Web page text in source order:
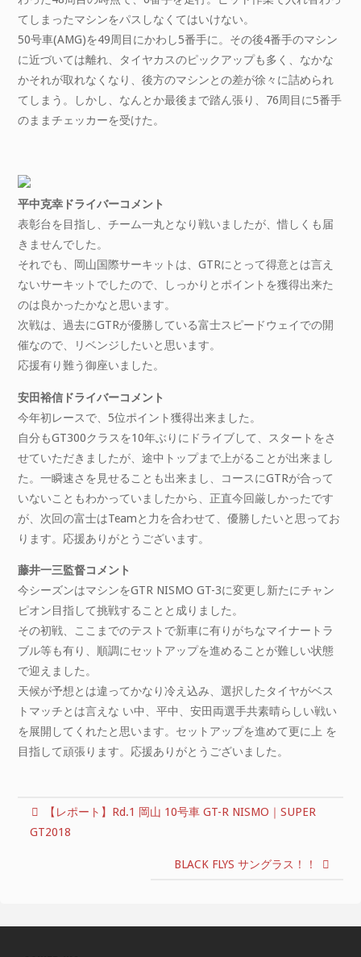
てしまったマシンをパスしなくてはいけない。
50号車(AMG)を49周目にかわし5番手に。その後4番手のマシン
に近づいては離れ、タイヤカスのピックアップも多く、なかな
かそれが取れなくなり、後方のマシンとの差が徐々に詰められ
てしまう。しかし、なんとか最後まで踏ん張り、76周目に5番手
のままチェッカーを受けた。
平中克幸ドライバーコメント
表彰台を目指し、チーム一丸となり戦いましたが、惜しくも届
きませんでした。
それでも、岡山国際サーキットは、GTRにとって得意とは言え
ないサーキットでしたので、しっかりとポイントを獲得出来た
のは良かったかなと思います。
次戦は、過去にGTRが優勝している富士スピードウェイでの開
催なので、リベンジしたいと思います。
応援有り難う御座いました。
安田裕信ドライバーコメント
今年初レースで、5位ポイント獲得出来ました。
自分もGT300クラスを10年ぶりにドライブして、スタートをさ
せていただきましたが、途中トップまで上がることが出来まし
た。一瞬速さを見せることも出来まし、コースにGTRが合って
いないこともわかっていましたから、正直今回厳しかったです
が、次回の富士はTeamと力を合わせて、優勝したいと思ってお
ります。応援ありがとうございます。
藤井一三監督コメント
今シーズンはマシンをGTR NISMO GT-3に変更し新たにチャン
ピオン目指して挑戦することと成りました。
その初戦、ここまでのテストで新車に有りがちなマイナートラ
ブル等も有り、順調にセットアップを進めることが難しい状態
で迎えました。
天候が予想とは違ってかなり冷え込み、選択したタイヤがベス
トマッチとは言えな い中、平中、安田両選手共素晴らしい戦い
を展開してくれたと思います。セットアップを進めて更に上 を
目指して頑張ります。応援ありがとうございました。
【レポート】Rd.1 岡山 10号車 GT-R NISMO｜SUPER
GT2018
BLACK FLYS サングラス！！